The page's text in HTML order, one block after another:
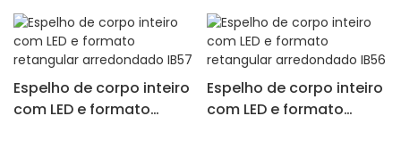
Espelho de corpo inteiro
com LED e formato
Espelho de corpo inteiro
com LED e formato